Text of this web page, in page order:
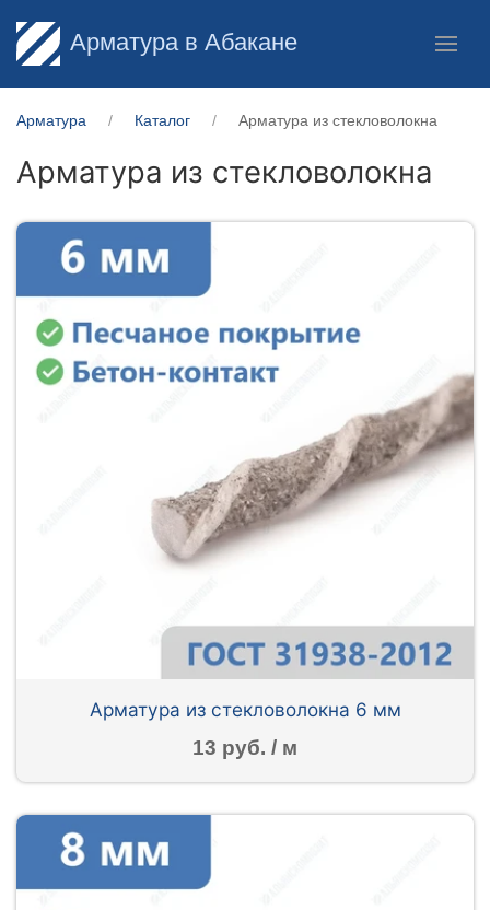
Арматура в Абакане
Арматура Каталог Арматура из стекловолокна
Арматура из стекловолокна
Арматура из стекловолокна 6 мм
13 руб. / м